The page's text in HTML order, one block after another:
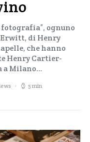
ognuno
di Henry
che hanno
Henry Cartier-
a Milano…
5 min